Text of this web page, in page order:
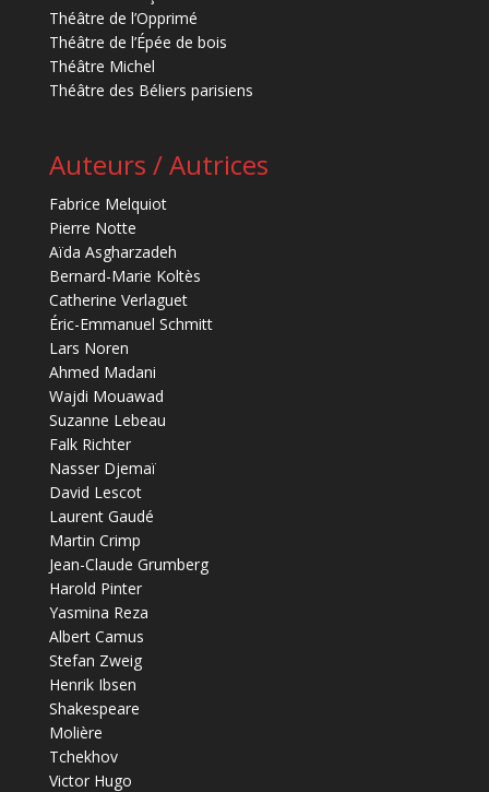
Théâtre de l’Opprimé
Théâtre de l’Épée de bois
Théâtre Michel
Théâtre des Béliers parisiens
Auteurs / Autrices
Fabrice Melquiot
Pierre Notte
Aïda Asgharzadeh
Bernard-Marie Koltès
Catherine Verlaguet
Éric-Emmanuel Schmitt
Lars Noren
Ahmed Madani
Wajdi Mouawad
Suzanne Lebeau
Falk Richter
Nasser Djemaï
David Lescot
Laurent Gaudé
Martin Crimp
Jean-Claude Grumberg
Harold Pinter
Yasmina Reza
Albert Camus
Stefan Zweig
Henrik Ibsen
Shakespeare
Molière
Tchekhov
Victor Hugo